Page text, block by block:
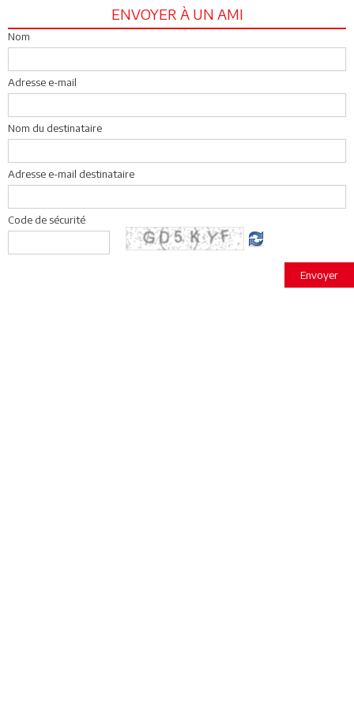
ENVOYER À UN AMI
Nom
Adresse e-mail
Nom du destinataire
Adresse e-mail destinataire
Code de sécurité
Envoyer